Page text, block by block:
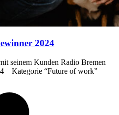
2024
seinem Kunden Radio Bremen
– Kategorie “Future of work”